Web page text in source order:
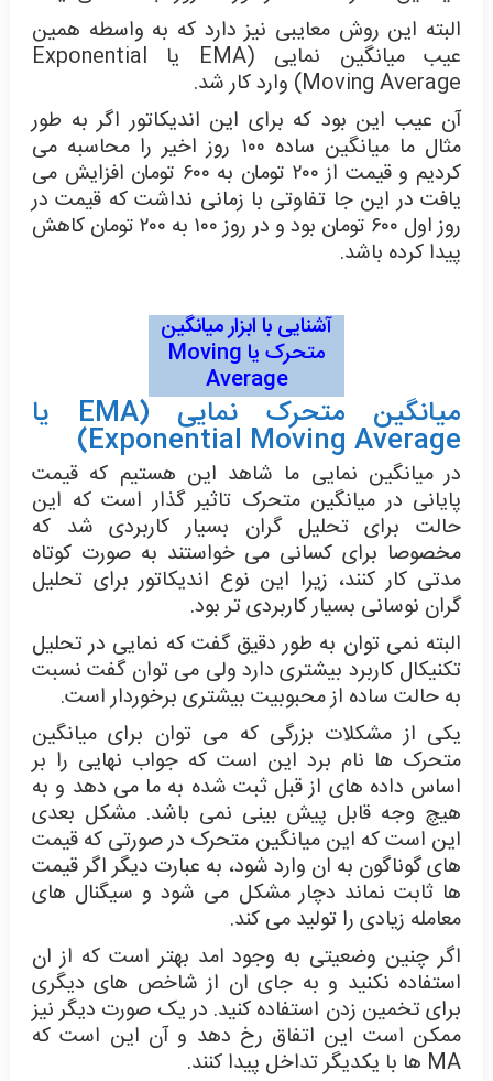
البته این روش معایبی نیز دارد که به واسطه همین
عیب میانگین نمایی (EMA یا Exponential
Moving Average) وارد کار شد.
آن عیب این بود که برای این اندیکاتور اگر به طور
مثال ما میانگین ساده ۱۰۰ روز اخیر را محاسبه می
کردیم و قیمت از ۲۰۰ تومان به ۶۰۰ تومان افزایش می
یافت در این جا تفاوتی با زمانی نداشت که قیمت در
روز اول ۶۰۰ تومان بود و در روز ۱۰۰ به ۲۰۰ تومان کاهش
پیدا کرده باشد.
آشنایی با ابزار میانگین
متحرک یا Moving
Average
میانگین متحرک نمایی (EMA یا
Exponential Moving Average)
در میانگین نمایی ما شاهد این هستیم که قیمت
پایانی در میانگین متحرک تاثیر گذار است که این
حالت برای تحلیل گران بسیار کاربردی شد که
مخصوصا برای کسانی می خواستند به صورت کوتاه
مدتی کار کنند، زیرا این نوع اندیکاتور برای تحلیل
گران نوسانی بسیار کاربردی تر بود.
البته نمی توان به طور دقیق گفت که نمایی در تحلیل
تکنیکال کاربرد بیشتری دارد ولی می توان گفت نسبت
به حالت ساده از محبوبیت بیشتری برخوردار است.
یکی از مشکلات بزرگی که می توان برای میانگین
متحرک ها نام برد این است که جواب نهایی را بر
اساس داده های از قبل ثبت شده به ما می دهد و به
هیچ وجه قابل پیش بینی نمی باشد. مشکل بعدی
این است که این میانگین متحرک در صورتی که قیمت
های گوناگون به ان وارد شود، به عبارت دیگر اگر قیمت
ها ثابت نماند دچار مشکل می شود و سیگنال های
معامله زیادی را تولید می کند.
اگر چنین وضعیتی به وجود امد بهتر است که از ان
استفاده نکنید و به جای ان از شاخص های دیگری
برای تخمین زدن استفاده کنید. در یک صورت دیگر نیز
ممکن است این اتفاق رخ دهد و آن این است که
MA ها با یکدیگر تداخل پیدا کنند.